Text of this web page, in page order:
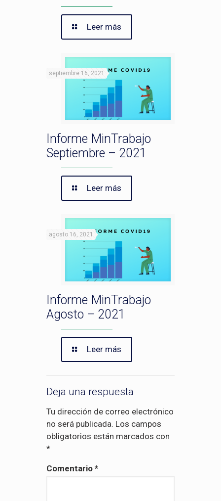
Leer más
septiembre 16, 2021
Informe MinTrabajo
Septiembre – 2021
Leer más
agosto 16, 2021
Informe MinTrabajo
Agosto – 2021
Leer más
Deja una respuesta
Tu dirección de correo electrónico
no será publicada. Los campos
obligatorios están marcados con
*
Comentario *